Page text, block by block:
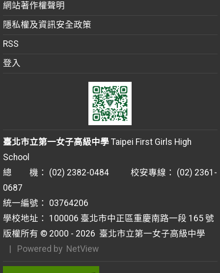
網站著作權聲明
隱私權及資訊安全政策
RSS
登入
臺北市立第一女子高級中學Taipei First Girls High
School
總 機： (02) 2382-0484 校安專線： (02) 2361-
0687
統一編號： 03764206
學校地址： 100006 臺北市中正區重慶南路一段 165 號
版權所有 © 2000 - 2026 臺北市立第一女子高級中學
| Powered by NetView